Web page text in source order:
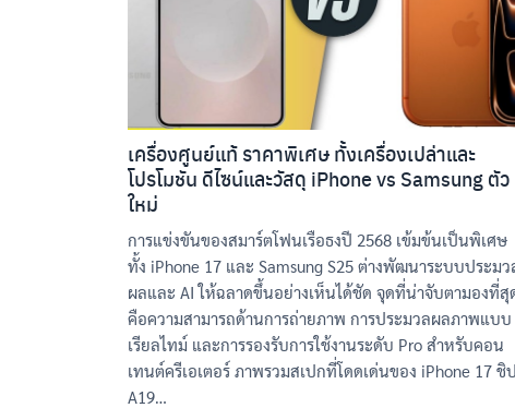
เครื่องศูนย์แท้ ราคาพิเศษ ทั้งเครื่องเปล่าและ
โปรโมชัน ดีไซน์และวัสดุ iPhone vs Samsung ตัว
ใหม่
การแข่งขันของสมาร์ตโฟนเรือธงปี 2568 เข้มข้นเป็นพิเศษ
ทั้ง iPhone 17 และ Samsung S25 ต่างพัฒนาระบบประมว
ผลและ AI ให้ฉลาดขึ้นอย่างเห็นได้ชัด จุดที่น่าจับตามองที่สุ
คือความสามารถด้านการถ่ายภาพ การประมวลผลภาพแบบ
เรียลไทม์ และการรองรับการใช้งานระดับ Pro สำหรับคอน
เทนต์ครีเอเตอร์ ภาพรวมสเปกที่โดดเด่นของ iPhone 17 ชิป
A19…